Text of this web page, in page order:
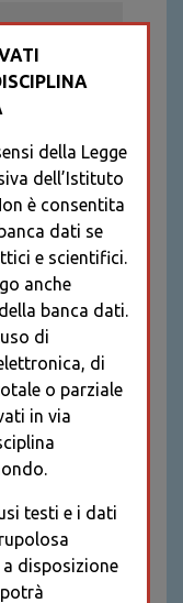
SONO
della Legge
dell’Istituto
è consentita
dati se
e scientifici.
anche
banca dati.
di
di
o parziale
in via
testi e i dati
a disposizione